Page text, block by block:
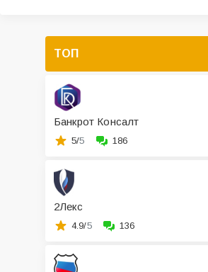
ТОП
Банкрот Консалт
5/5 186
2Лекс
4.9/5 136